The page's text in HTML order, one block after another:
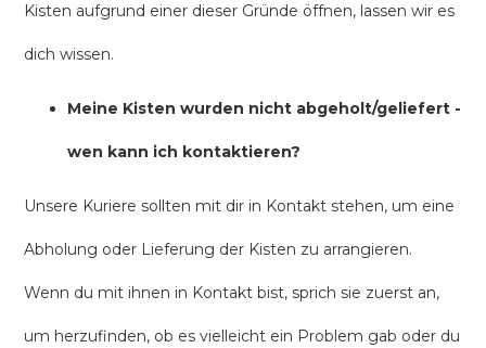
Kisten aufgrund einer dieser Gründe öffnen, lassen wir es
dich wissen.
Meine Kisten wurden nicht abgeholt/geliefert -
wen kann ich kontaktieren?
Unsere Kuriere sollten mit dir in Kontakt stehen, um eine
Abholung oder Lieferung der Kisten zu arrangieren.
Wenn du mit ihnen in Kontakt bist, sprich sie zuerst an,
um herzufinden, ob es vielleicht ein Problem gab oder du